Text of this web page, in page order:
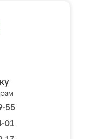
55
01